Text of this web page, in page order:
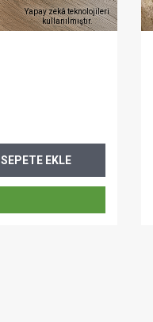
Yapay zekâ teknolojileri
kullanılmıştır.
SEPETE EKLE